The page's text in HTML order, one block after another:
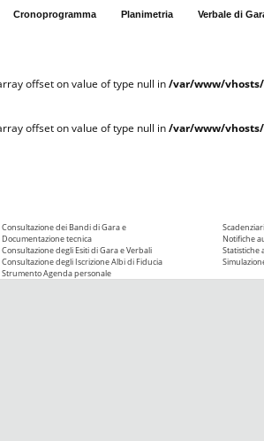
Cronoprogramma Planimetria Verbale di
offset on value of type null in/var/www/
offset on value of type null in/var/www/
Consultazione dei Bandi di Gara e
Documentazione tecnica
Consultazione degli Esiti di Gara e Verbali
Consultazione degli Iscrizione Albi di Fiducia
Strumento Agenda personale
Notifiche
Statistiche